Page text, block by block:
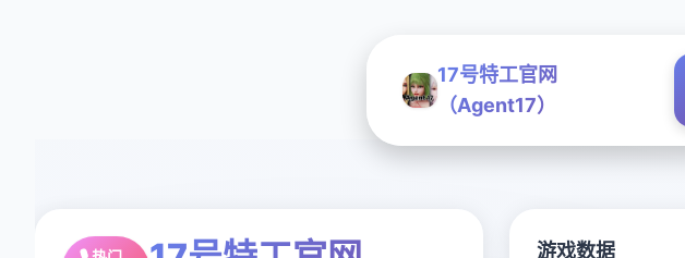
17号特工官网
（Agent17）
游戏数据